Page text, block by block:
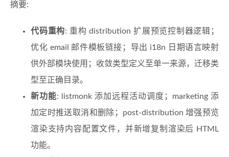
摘要:
代码重构: 重构 distribution 扩展预览控制器逻辑；
优化 email 邮件模板链接；导出 i18n 日期语言映射
供外部模块使用；收敛类型定义至单一来源，迁移类
型至正确目录。
新功能: listmonk 添加远程活动调度；marketing 添
加定时推送取消和删除；post-distribution 增强预览
渲染支持内容配置文件，并新增复制渲染后 HTML
功能。